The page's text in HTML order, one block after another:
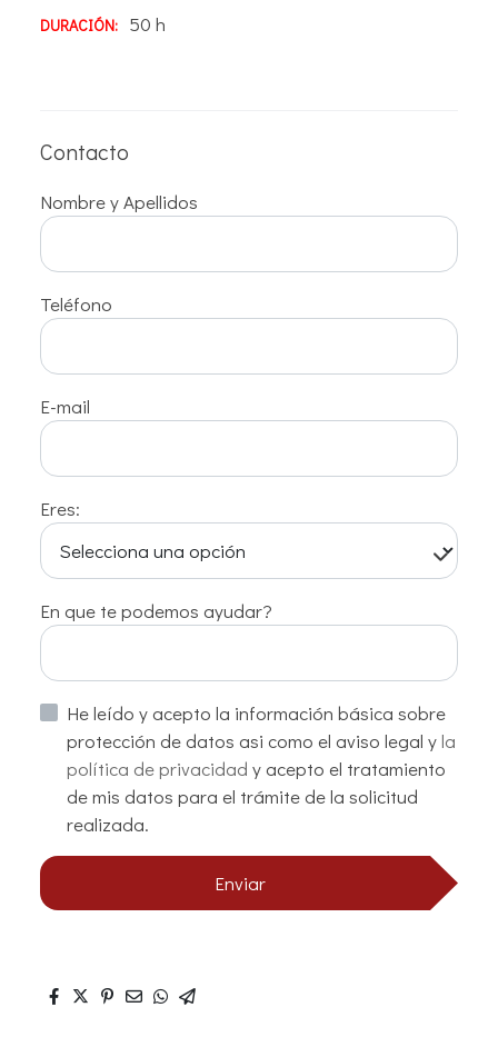
DURACIÓN: 50 h
Contacto
Nombre y Apellidos
Teléfono
E-mail
Eres:
En que te podemos ayudar?
He leído y acepto la información básica sobre
protección de datos asi como el aviso legal yla
política de privacidad y acepto el tratamiento
de mis datos para el trámite de la solicitud
realizada.
Enviar